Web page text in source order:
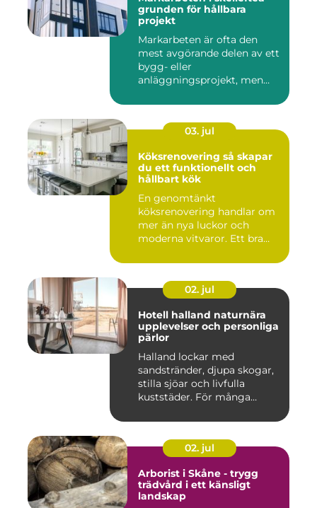
grunden för hållbara
projekt
Markarbeten är ofta den
mest avgörande delen av ett
bygg- eller
anläggningsprojekt, men
03. jul
Köksrenovering så skapar
du ett funktionellt och
hållbart kök
En genomtänkt
köksrenovering handlar om
mer än nya luckor och
moderna vitvaror. Ett bra
02. jul
Hotell halland naturnära
upplevelser och personliga
pärlor
Halland lockar med
sandstränder, djupa skogar,
stilla sjöar och livfulla
kuststäder. För många
02. jul
Arborist i Skåne - trygg
trädvård i ett känsligt
landskap